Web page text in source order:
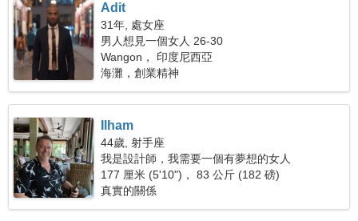
Adit
31年, 處女座
男人想見一個女人 26-30
Wangon， 印度尼西亞
海灘，創業精神
Ilham
44歲, 射手座
我是設計師，我需要一個有夢想的女人
177 厘米 (5'10")， 83 公斤 (182 磅)
真實的關係